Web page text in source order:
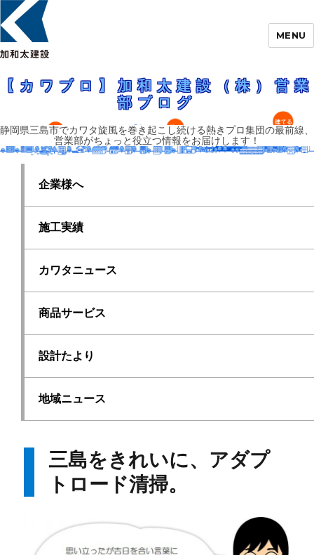
【カワブロ】加和太建設（株）営業部ブロ
グ
MENU
【カワブロ】加和太建設（株）営業
部ブログ
静岡県三島市でカワタ旋風を巻き起こし続ける熱きプロ集団の最前線、
営業部がちょっと役立つ情報をお届けします！
企業様へ
施工実績
カワタニュース
商品サービス
設計たより
地域ニュース
三島をきれいに、アダプ
トロード清掃。